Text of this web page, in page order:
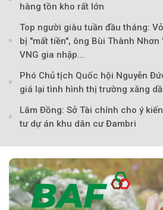
hàng tồn kho rất lớn
Top người giàu tuần đầu tháng:
bị "mất tiền", ông Bùi Thành Nhơn
VNG gia nhập...
Phó Chủ tịch Quốc hội Nguyễn
giá lại tình hình thị trường xăng
Lâm Đồng: Sở Tài chính cho ý
tư dự án khu dân cư Đambri